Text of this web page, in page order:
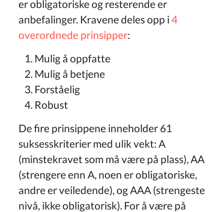
er obligatoriske og resterende er
anbefalinger. Kravene deles opp i4
overordnede prinsipper:
Mulig å oppfatte
Mulig å betjene
Forståelig
Robust
De fire prinsippene inneholder 61
suksesskriterier med ulik vekt: A
(minstekravet som må være på plass), AA
(strengere enn A, noen er obligatoriske,
andre er veiledende), og AAA (strengeste
nivå, ikke obligatorisk). For å være på